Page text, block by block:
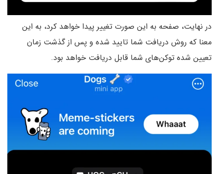
در نهایت، صفحه به این صورت تغییر پیدا خواهد کرد، به این
معنا که روش دریافت شما تایید شده و پس از گذشت زمان
تعیین شده توکن‌های شما قابل دریافت خواهد بود.